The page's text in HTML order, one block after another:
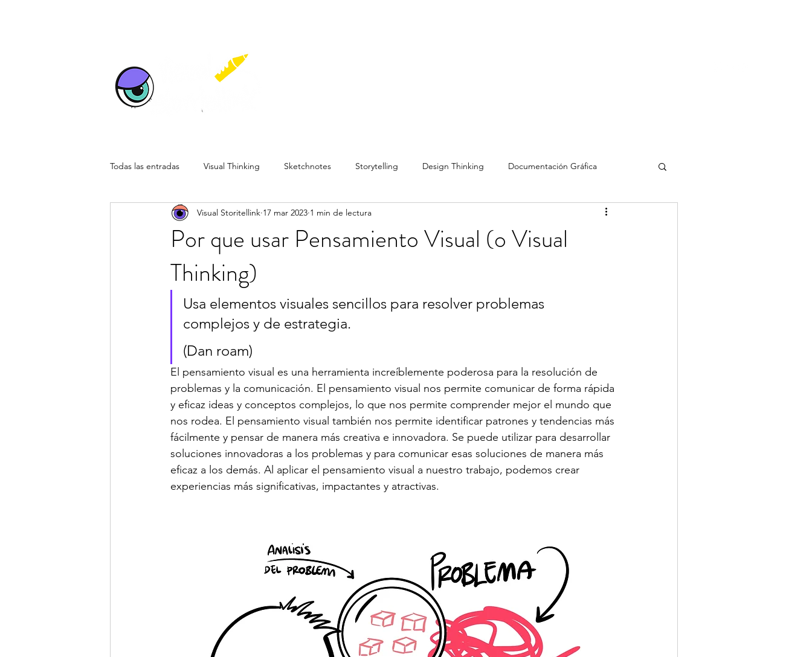
Todas las entradas Visual Thinking Sketchnotes Storytelling Design Thinking Documentación Gráfica
Reuniones Visuales Remotas Estilo de Vida Facilitación Gráfica
Por que usar Pensamiento Visual (o Visual
Thinking)
Visual Storitellink 17 mar 2023 1 min de lectura
Usa elementos visuales sencillos para resolver problemas
complejos y de estrategia.
(Dan roam)
El pensamiento visual es una herramienta increíblemente poderosa para la resolución de
problemas y la comunicación. El pensamiento visual nos permite comunicar de forma rápida
y eficaz ideas y conceptos complejos, lo que nos permite comprender mejor el mundo que
nos rodea. El pensamiento visual también nos permite identificar patrones y tendencias más
fácilmente y pensar de manera más creativa e innovadora. Se puede utilizar para desarrollar
soluciones innovadoras a los problemas y para comunicar esas soluciones de manera más
eficaz a los demás. Al aplicar el pensamiento visual a nuestro trabajo, podemos crear
experiencias más significativas, impactantes y atractivas.